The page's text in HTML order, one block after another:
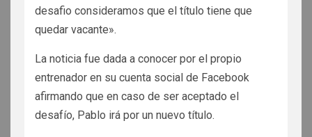
desafio consideramos que el título tiene que
quedar vacante».
La noticia fue dada a conocer por el propio
entrenador en su cuenta social de Facebook
afirmando que en caso de ser aceptado el
desafío, Pablo irá por un nuevo título.